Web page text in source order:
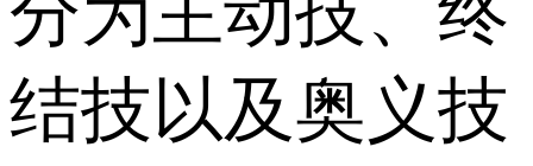
结技以及奥义技